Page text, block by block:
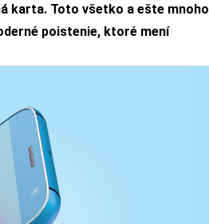
karta. Toto všetko a ešte mnoho
poistenie, ktoré mení